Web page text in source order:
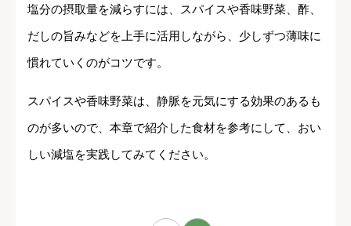
塩分の摂取量を減らすには、スパイスや香味野菜、酢、
だしの旨みなどを上手に活用しながら、少しずつ薄味に
慣れていくのがコツです。
スパイスや香味野菜は、静脈を元気にする効果のあるも
のが多いので、本章で紹介した食材を参考にして、おい
しい減塩を実践してみてください。